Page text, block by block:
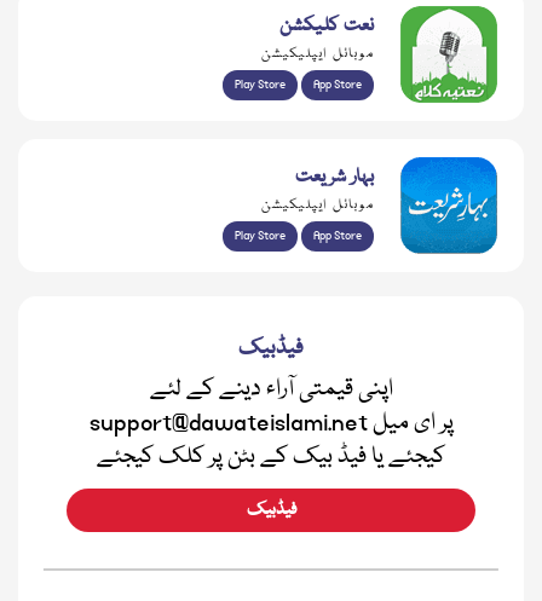
نعت کلیکشن
موبائل ایپلیکیشن
Play Store App Store
بہار شریعت
موبائل ایپلیکیشن
Play Store App Store
فیڈبیک
اپنی قیمتی آراء دینے کے لئے
support@dawateislami.net پر ای میل
کیجئے یا فیڈ بیک کے بٹن پر کلک کیجئے
فیڈبیک